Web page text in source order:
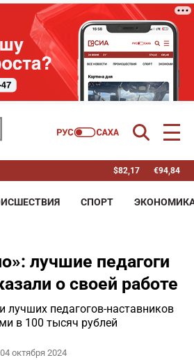
$82,17 €94,84
СПОРТ
лучшие педагоги
о своей работе
лучших педагогов-наставников
в 100 тысяч рублей
октября 2024